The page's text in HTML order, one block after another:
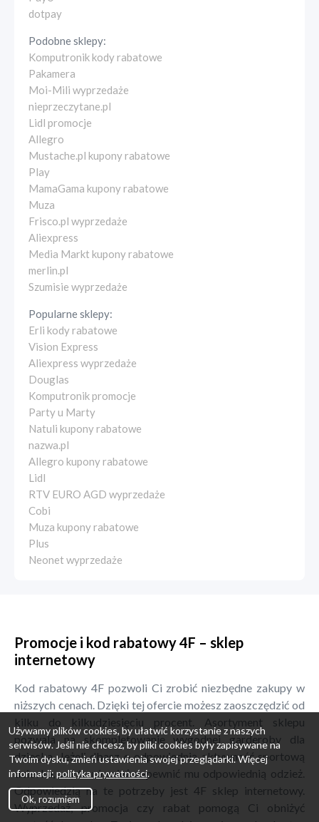
dotpay
Podobne sklepy:
Komputronik kody rabatowe
Pakamera
Moi-Mili wyprzedaże
nieprzeczytane.pl
Lidl promocje
Allegro
Mustache.pl kupony rabatowe
Play
MamaGama kupony rabatowe
Muza
Frisco.pl wyprzedaże
Aliexpress
Media Markt kupony rabatowe
merlin.pl
Szumisie wyprzedaże
Popularne sklepy:
Erli kody rabatowe
Vision Express
Aliexpress wyprzedaże
Douglas
Komputronik promocje
Party u Marty
Natuli kupony rabatowe
nazwa.pl
Allegro kupony rabatowe
Lidl
RTV EURO AGD wyprzedaże
Cobi
Muza kupony rabatowe
Plus
Neonet wyprzedaże
Promocje i kod rabatowy 4F – sklep
internetowy
Kod rabatowy 4F pozwoli Ci zrobić niezbędne zakupy w
niższych cenach. Dzięki tej ofercie możesz zaoszczędzić od
kilku do kilkudziesięciu procent. Asortyment sklepu
pozwala na skompletowanie wygodnej garderoby dla
dziecka. Jeżeli dbasz o odpowiednią aktywność sportową
dziecka, warto również zapewnić mu odpowiednią odzież.
Odpowiedzią na te potrzeby jest 4F sklep internetowy.
Wyprzedaż, promocja czy rabat pomogą Ci obniżyć
Używamy plików cookies, by ułatwić korzystanie z naszych
serwisów. Jeśli nie chcesz, by pliki cookies były zapisywane na
Twoim dysku, zmień ustawienia swojej przeglądarki. Więcej
informacji: polityka prywatności.
Ok, rozumiem